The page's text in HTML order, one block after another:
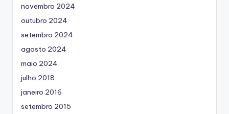
novembro 2024
outubro 2024
setembro 2024
agosto 2024
maio 2024
julho 2018
janeiro 2016
setembro 2015